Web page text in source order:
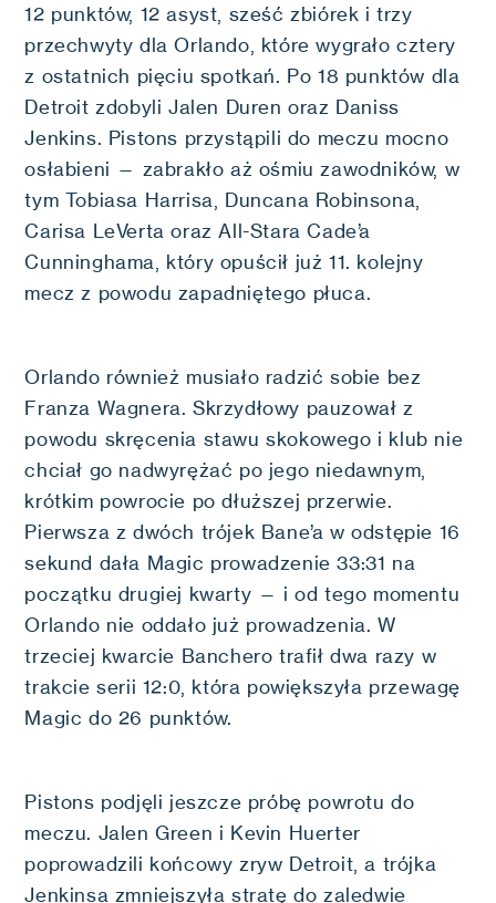
12 punktów, 12 asyst, sześć zbiórek i trzy
przechwyty dla Orlando, które wygrało cztery
z ostatnich pięciu spotkań. Po 18 punktów dla
Detroit zdobyli Jalen Duren oraz Daniss
Jenkins. Pistons przystąpili do meczu mocno
osłabieni — zabrakło aż ośmiu zawodników, w
tym Tobiasa Harrisa, Duncana Robinsona,
Carisa LeVerta oraz All-Stara Cade’a
Cunninghama, który opuścił już 11. kolejny
mecz z powodu zapadniętego płuca.
Orlando również musiało radzić sobie bez
Franza Wagnera. Skrzydłowy pauzował z
powodu skręcenia stawu skokowego i klub nie
chciał go nadwyrężać po jego niedawnym,
krótkim powrocie po dłuższej przerwie.
Pierwsza z dwóch trójek Bane’a w odstępie 16
sekund dała Magic prowadzenie 33:31 na
początku drugiej kwarty — i od tego momentu
Orlando nie oddało już prowadzenia. W
trzeciej kwarcie Banchero trafił dwa razy w
trakcie serii 12:0, która powiększyła przewagę
Magic do 26 punktów.
Pistons podjęli jeszcze próbę powrotu do
meczu. Jalen Green i Kevin Huerter
poprowadzili końcowy zryw Detroit, a trójka
Jenkinsa zmniejszyła stratę do zaledwie